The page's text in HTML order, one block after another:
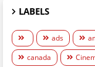
LABELS
ads
canada